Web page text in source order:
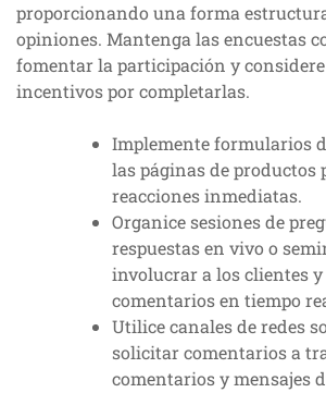
proporcionando una forma
opiniones. Mantenga las encuestas
fomentar la participación y
incentivos por completarlas.
Implemente formularios
las páginas de productos
reacciones inmediatas.
Organice sesiones de
respuestas en vivo o
involucrar a los clientes
comentarios en tiempo
Utilice canales de redes
solicitar comentarios a
comentarios y mensajes